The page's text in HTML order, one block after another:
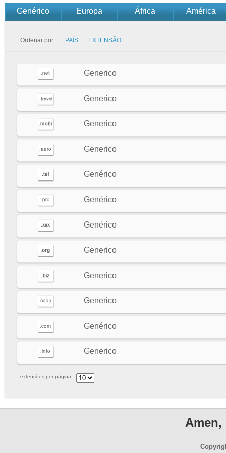
Genérico Europa África América
Ordenar por: PAÍS EXTENSÃO
Generico
Generico
Generico
Generico
Genérico
Genérico
Genérico
Generico
Generico
Generico
Genérico
Generico
extensões por página